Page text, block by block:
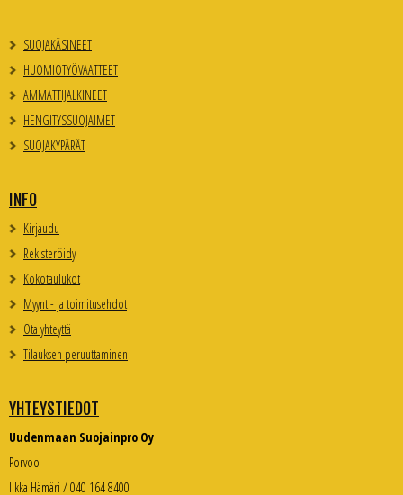
SUOJAKÄSINEET
HUOMIOTYÖVAATTEET
AMMATTIJALKINEET
HENGITYSSUOJAIMET
SUOJAKYPÄRÄT
INFO
Kirjaudu
Rekisteröidy
Kokotaulukot
Myynti- ja toimitusehdot
Ota yhteyttä
Tilauksen peruuttaminen
YHTEYSTIEDOT
Uudenmaan Suojainpro Oy
Porvoo
Ilkka Hämäri / 040 164 8400